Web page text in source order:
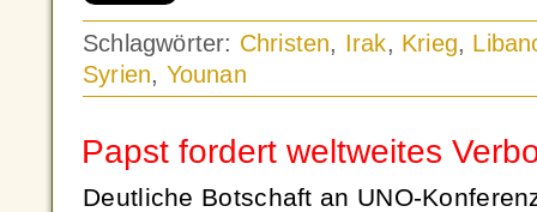
Schlagwörter: Christen, Irak, Krieg,
Syrien, Younan
Papst fordert weltweites
Deutliche Botschaft an UNO-